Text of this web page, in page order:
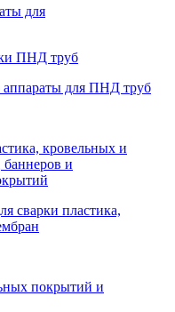
для
ПНД труб
аппараты для ПНД труб
кровельных и
и
сварки пластика,
покрытий и